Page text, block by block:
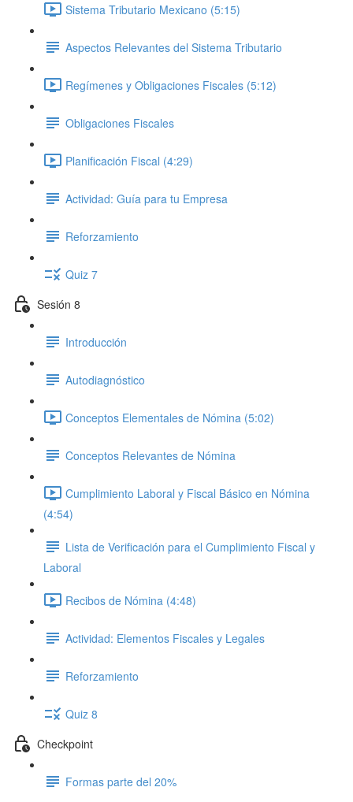
Sistema Tributario Mexicano (5:15)
Aspectos Relevantes del Sistema Tributario
Regímenes y Obligaciones Fiscales (5:12)
Obligaciones Fiscales
Planificación Fiscal (4:29)
Actividad: Guía para tu Empresa
Reforzamiento
Quiz 7
Sesión 8
Introducción
Autodiagnóstico
Conceptos Elementales de Nómina (5:02)
Conceptos Relevantes de Nómina
Cumplimiento Laboral y Fiscal Básico en Nómina
(4:54)
Lista de Verificación para el Cumplimiento Fiscal y
Laboral
Recibos de Nómina (4:48)
Actividad: Elementos Fiscales y Legales
Reforzamiento
Quiz 8
Checkpoint
Formas parte del 20%